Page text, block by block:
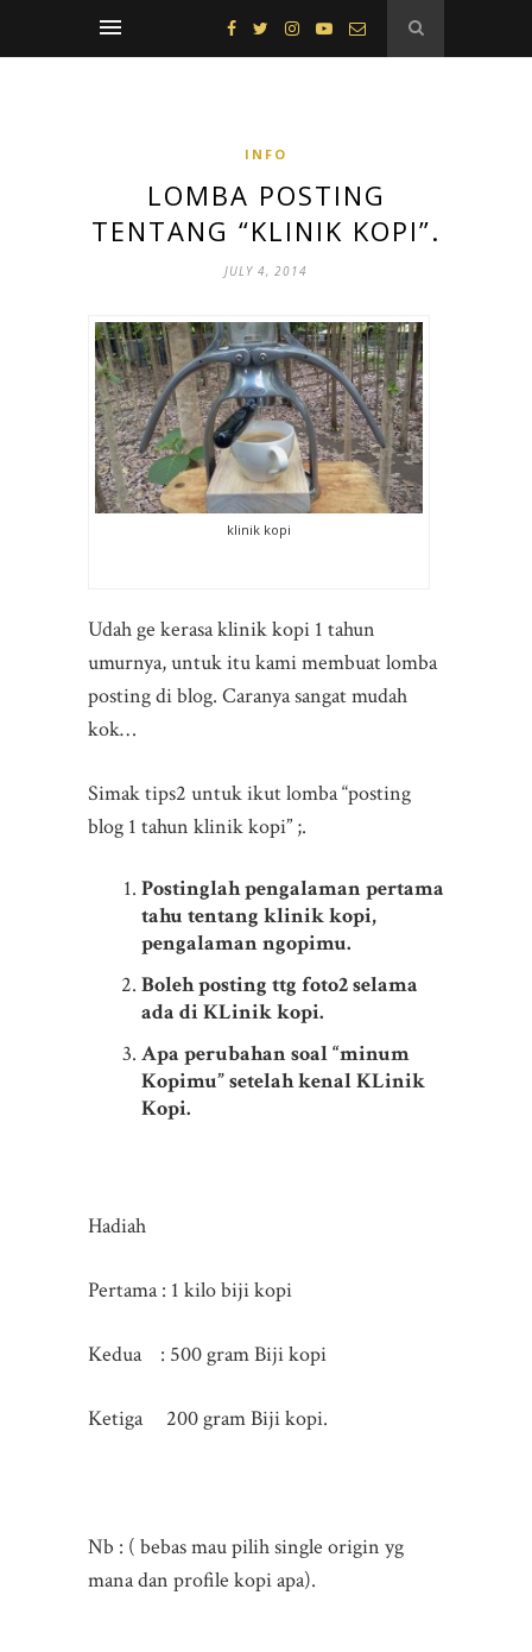
INFO
LOMBA POSTING
TENTANG “KLINIK KOPI”.
JULY 4, 2014
klinik kopi
Udah ge kerasa klinik kopi 1 tahun
umurnya, untuk itu kami membuat lomba
posting di blog. Caranya sangat mudah
kok…
Simak tips2 untuk ikut lomba “posting
blog 1 tahun klinik kopi” ;.
Postinglah pengalaman pertama
tahu tentang klinik kopi,
pengalaman ngopimu.
Boleh posting ttg foto2 selama
ada di KLinik kopi.
Apa perubahan soal “minum
Kopimu” setelah kenal KLinik
Kopi.
Hadiah
Pertama : 1 kilo biji kopi
Kedua : 500 gram Biji kopi
Ketiga 200 gram Biji kopi.
Nb : ( bebas mau pilih single origin yg
mana dan profile kopi apa).